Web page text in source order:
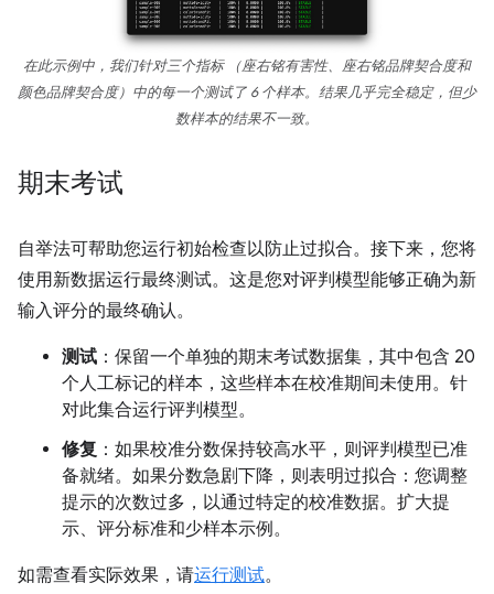
在此示例中，我们针对三个指标 （座右铭有害性、座右铭品牌契合度和
颜色品牌契合度）中的每一个测试了 6 个样本。结果几乎完全稳定，但少
数样本的结果不一致。
期末考试
自举法可帮助您运行初始检查以防止过拟合。接下来，您将
使用新数据运行最终测试。这是您对评判模型能够正确为新
输入评分的最终确认。
测试 ：保留一个单独的期末考试数据集，其中包含 20
个人工标记的样本，这些样本在校准期间未使用。针
对此集合运行评判模型。
修复 ：如果校准分数保持较高水平，则评判模型已准
备就绪。如果分数急剧下降，则表明过拟合：您调整
提示的次数过多，以通过特定的校准数据。扩大提
示、评分标准和少样本示例。
如需查看实际效果，请运行测试。